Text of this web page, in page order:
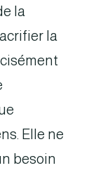
la
la
Elle ne
besoin